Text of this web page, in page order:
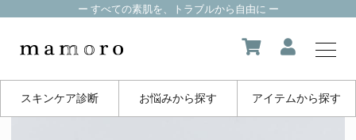
ー すべての素肌を、トラブルから自由に ー
スキンケア診断 お悩みから探す アイテムから探す